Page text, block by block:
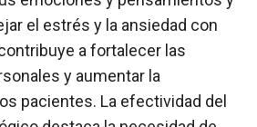
el estrés y la ansiedad con
a fortalecer las
y aumentar la
pacientes. La efectividad del